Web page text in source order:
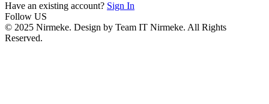
Have an existing account? Sign In
Follow US
© 2025 Nirmeke. Design by Team IT Nirmeke. All Rights
Reserved.